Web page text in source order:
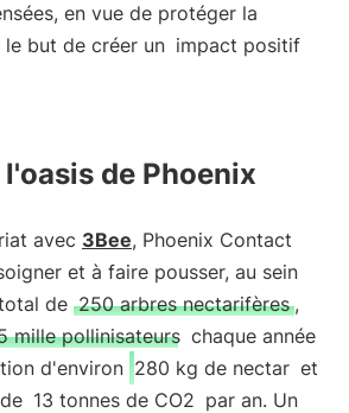
en vue de protéger la
but de créer un impact positif
de Phoenix
avec 3Bee, Phoenix Contact
et à faire pousser, au sein
de 250 arbres nectarifères ,
mille pollinisateurs chaque année
d'environ 280 kg de nectar et
13 tonnes de CO2 par an. Un